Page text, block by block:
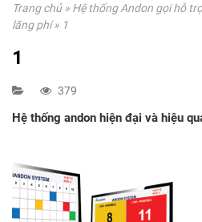
Trang chủ» Hệ thống Andon gọi hỗ
lãng phí» 1
1
379
Hệ thống andon hiện đại và hiệu